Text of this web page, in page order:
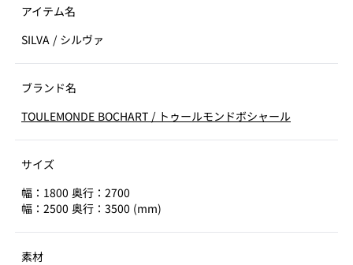
アイテム名
SILVA / シルヴァ
ブランド名
TOULEMONDE BOCHART / トゥールモンドボシャール
サイズ
幅：1800 奥行：2700
幅：2500 奥行：3500 (mm)
素材